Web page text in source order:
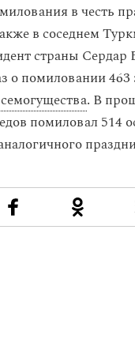
в честь
в соседнем
страны
о помиловании
. В
помиловал 514